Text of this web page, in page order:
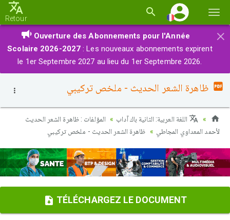
la
Retour
×
Ouverture des Abonnements pour l'Année
Scolaire 2026-2027 : Les nouveaux abonnements expirent
le 1er Septembre 2027 au lieu du 1er Septembre 2026.
ظاهرة الشعر الحديث - ملخص تركيبي
اللغة العربية: الثانية باك آداب
المؤلفات : ظاهرة الشعر الحديث
لأحمد المعداوي المجاطي
ظاهرة الشعر الحديث - ملخص تركيبي
TÉLÉCHARGEZ LE DOCUMENT